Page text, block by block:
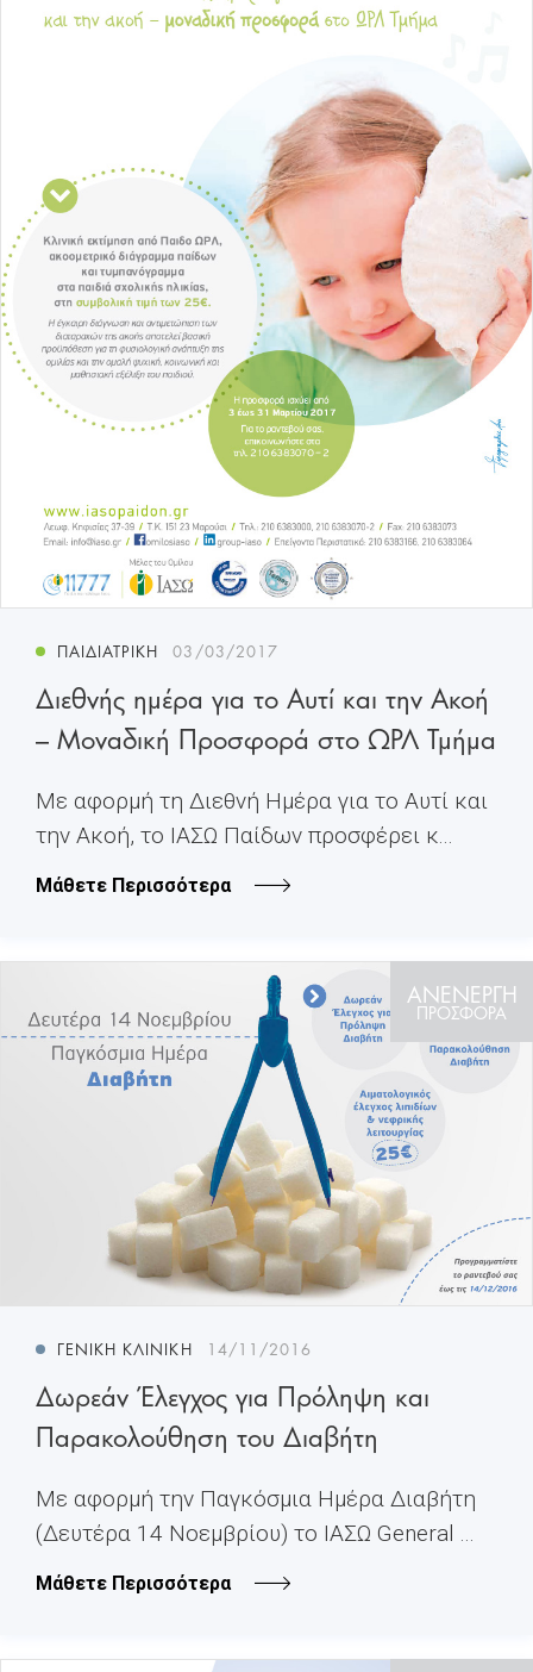
ΠΑΙΔΙΑΤΡΙΚΉ 03/03/2017
Διεθνής ημέρα για το Αυτί και την Ακοή
– Μοναδική Προσφορά στο ΩΡΛ Τμήμα
Με αφορμή τη Διεθνή Ημέρα για το Αυτί και
την Ακοή, το ΙΑΣΩ Παίδων προσφέρει κ...
Μάθετε Περισσότερα
ΑΝΕΝΕΡΓΗ
ΠΡΟΣΦΟΡΑ
ΓΕΝΙΚΉ ΚΛΙΝΙΚΉ 14/11/2016
Δωρεάν Έλεγχος για Πρόληψη και
Παρακολούθηση του Διαβήτη
Με αφορμή την Παγκόσμια Ημέρα Διαβήτη
(Δευτέρα 14 Νοεμβρίου) το ΙΑΣΩ General ...
Μάθετε Περισσότερα